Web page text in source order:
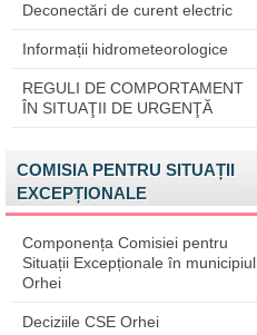
Deconectări de curent electric
Informații hidrometeorologice
REGULI DE COMPORTAMENT
ÎN SITUAŢII DE URGENŢĂ
COMISIA PENTRU SITUAȚII
EXCEPȚIONALE
Componența Comisiei pentru
Situații Excepționale în municipiul
Orhei
Deciziile CSE Orhei